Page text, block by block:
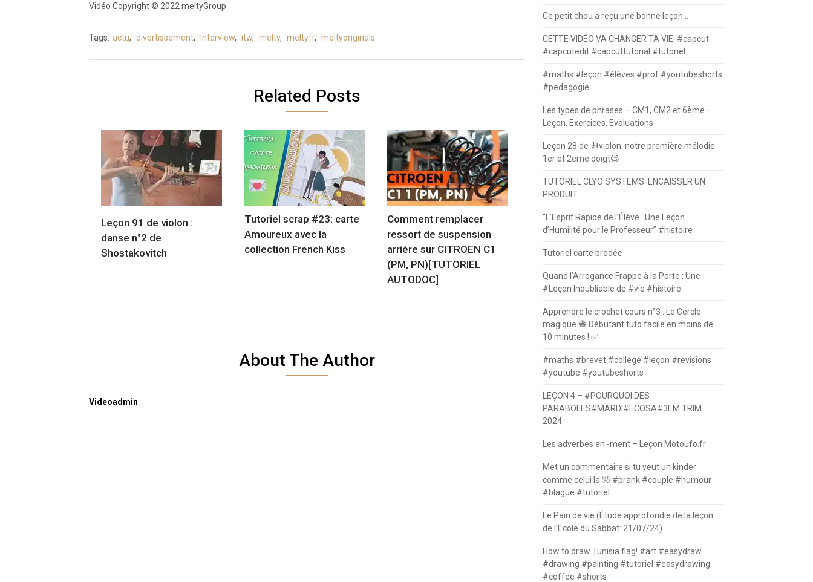
Vidéo Copyright © 2022 meltyGroup
Tags: actu, divertissement, Interview, itw, melty, meltyfr, meltyoriginals
Related Posts
Leçon 91 de violon :
danse n°2 de
Shostakovitch
Tutoriel scrap #23: carte
Amoureux avec la
collection French Kiss
Comment remplacer
ressort de suspension
arrière sur CITROEN C1
(PM, PN)[TUTORIEL
AUTODOC]
About The Author
Videoadmin
Ce petit chou a reçu une bonne leçon…
CETTE VIDÉO VA CHANGER TA VIE. #capcut
#capcutedit #capcuttutorial #tutoriel
#maths #leçon #élèves #prof #youtubeshorts
#pedagogie
Les types de phrases – CM1, CM2 et 6ème –
Leçon, Exercices, Evaluations
Leçon 28 de 🎻violon: notre première mélodie
1er et 2eme doigt😄
TUTORIEL CLYO SYSTEMS: ENCAISSER UN
PRODUIT
“L’Esprit Rapide de l’Élève : Une Leçon
d’Humilité pour le Professeur” #histoire
Tutoriel carte brodée
Quand l’Arrogance Frappe à la Porte : Une
#Leçon Inoubliable de #vie #histoire
Apprendre le crochet cours n°3 : Le Cercle
magique 🧶 Débutant tuto facile en moins de
10 minutes ! ✅
#maths #brevet #college #leçon #revisions
#youtube #youtubeshorts
LEÇON 4 – #POURQUOI DES
PARABOLES#MARDI#ECOSA#3EM TRIM…
2024
Les adverbes en -ment – Leçon Motoufo.fr
Met un commentaire si tu veut un kinder
comme celui la 🤣 #prank #couple #humour
#blague #tutoriel
Le Pain de vie (Étude approfondie de la leçon
de l’Ecole du Sabbat: 21/07/24)
How to draw Tunisia flag! #art #easydraw
#drawing #painting #tutoriel #easydrawing
#coffee #shorts